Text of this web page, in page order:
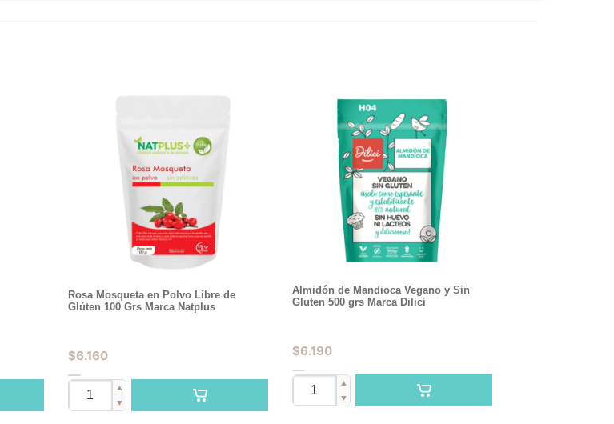
Rosa Mosqueta en Polvo Libre de
Glúten 100 Grs Marca Natplus
$6.160
▲
▼
Almidón de Mandioca Vegano y Sin
Gluten 500 grs Marca Dilici
$6.190
▲
▼